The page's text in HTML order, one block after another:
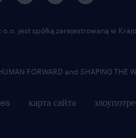
карта сайта
o.o. jest spółką zarejestrowaną w
HUMAN FORWARD and SHAPING